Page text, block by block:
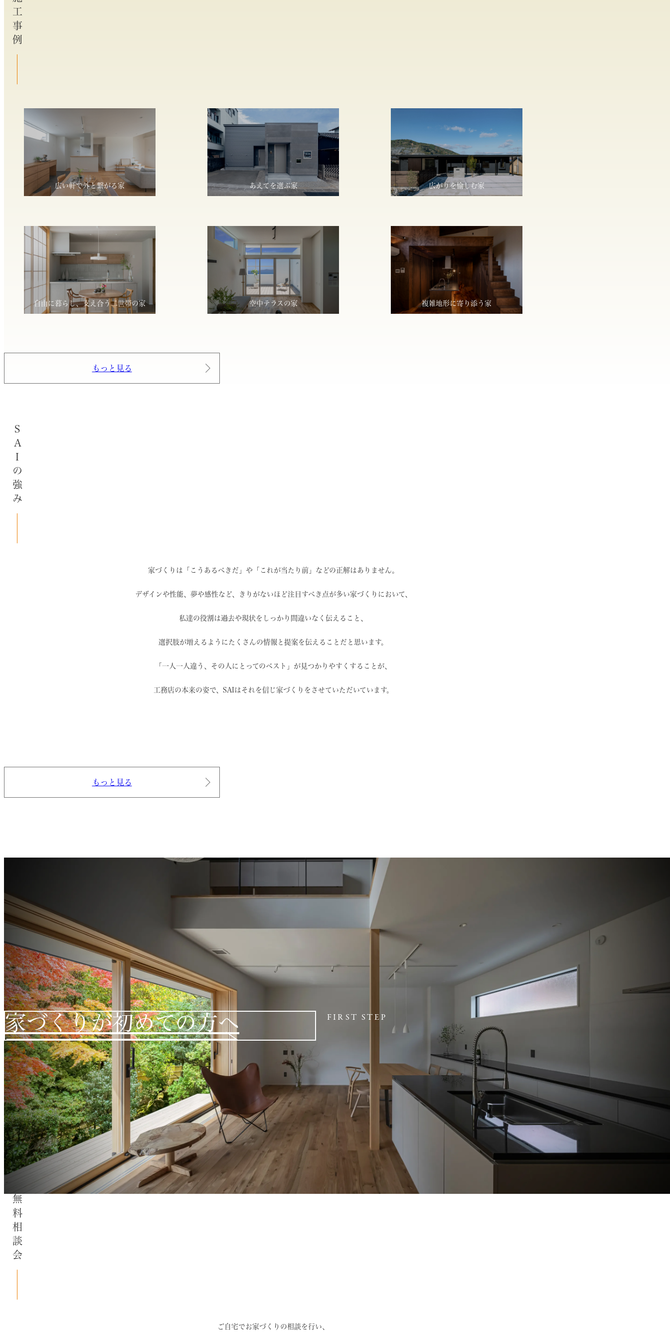
施工事例
広い軒で外と繋がる家 あえてを選ぶ家 広がりを愉しむ家
自由に暮らし、支え合う二世帯の家 空中テラスの家 複雑地形に寄り添う家
もっと見る
SAIの強み
家づくりは「こうあるべきだ」や 「これが当たり前」などの正解はありません。
デザインや性能、夢や感性など、 きりがないほど注目すべき点が多い家づくりにおいて、
私達の役割は過去や現状を しっかり間違いなく伝えること、
選択肢が増えるように たくさんの情報と提案を伝えることだと思います。
「一人一人違う、その人にとってのベスト」 が見つかりやすくすることが、
工務店の本来の姿で、 SAIはそれを信じ家づくりをさせていただいています。
もっと見る
家づくりが初めての方へ FIRST STEP
無料相談会
ご自宅でお家づくりの相談を行い、